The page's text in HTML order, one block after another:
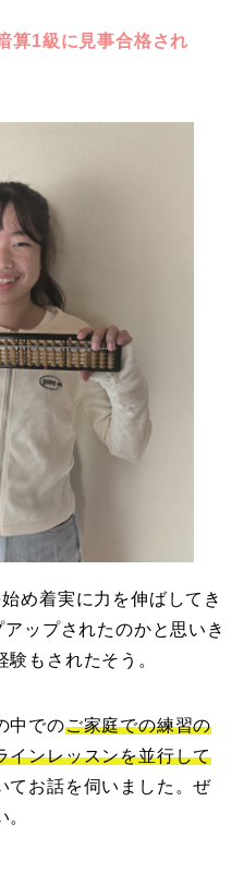
算1級に見事合格され
め着実に力を伸ばしてき
ップされたのかと思いき
もされたそう。
中でのご家庭での練習の
インレッスンを並行して
てお話を伺いました。ぜ